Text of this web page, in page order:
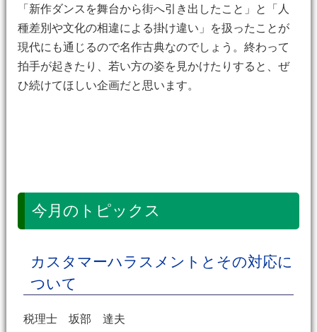
「新作ダンスを舞台から街へ引き出したこと」と「人
種差別や文化の相違による掛け違い」を扱ったことが
現代にも通じるので名作古典なのでしょう。終わって
拍手が起きたり、若い方の姿を見かけたりすると、ぜ
ひ続けてほしい企画だと思います。
今月のトピックス
カスタマーハラスメントとその対応に
ついて
税理士 坂部 達夫